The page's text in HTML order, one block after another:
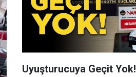
Uyuşturucuya Geçit Yok!